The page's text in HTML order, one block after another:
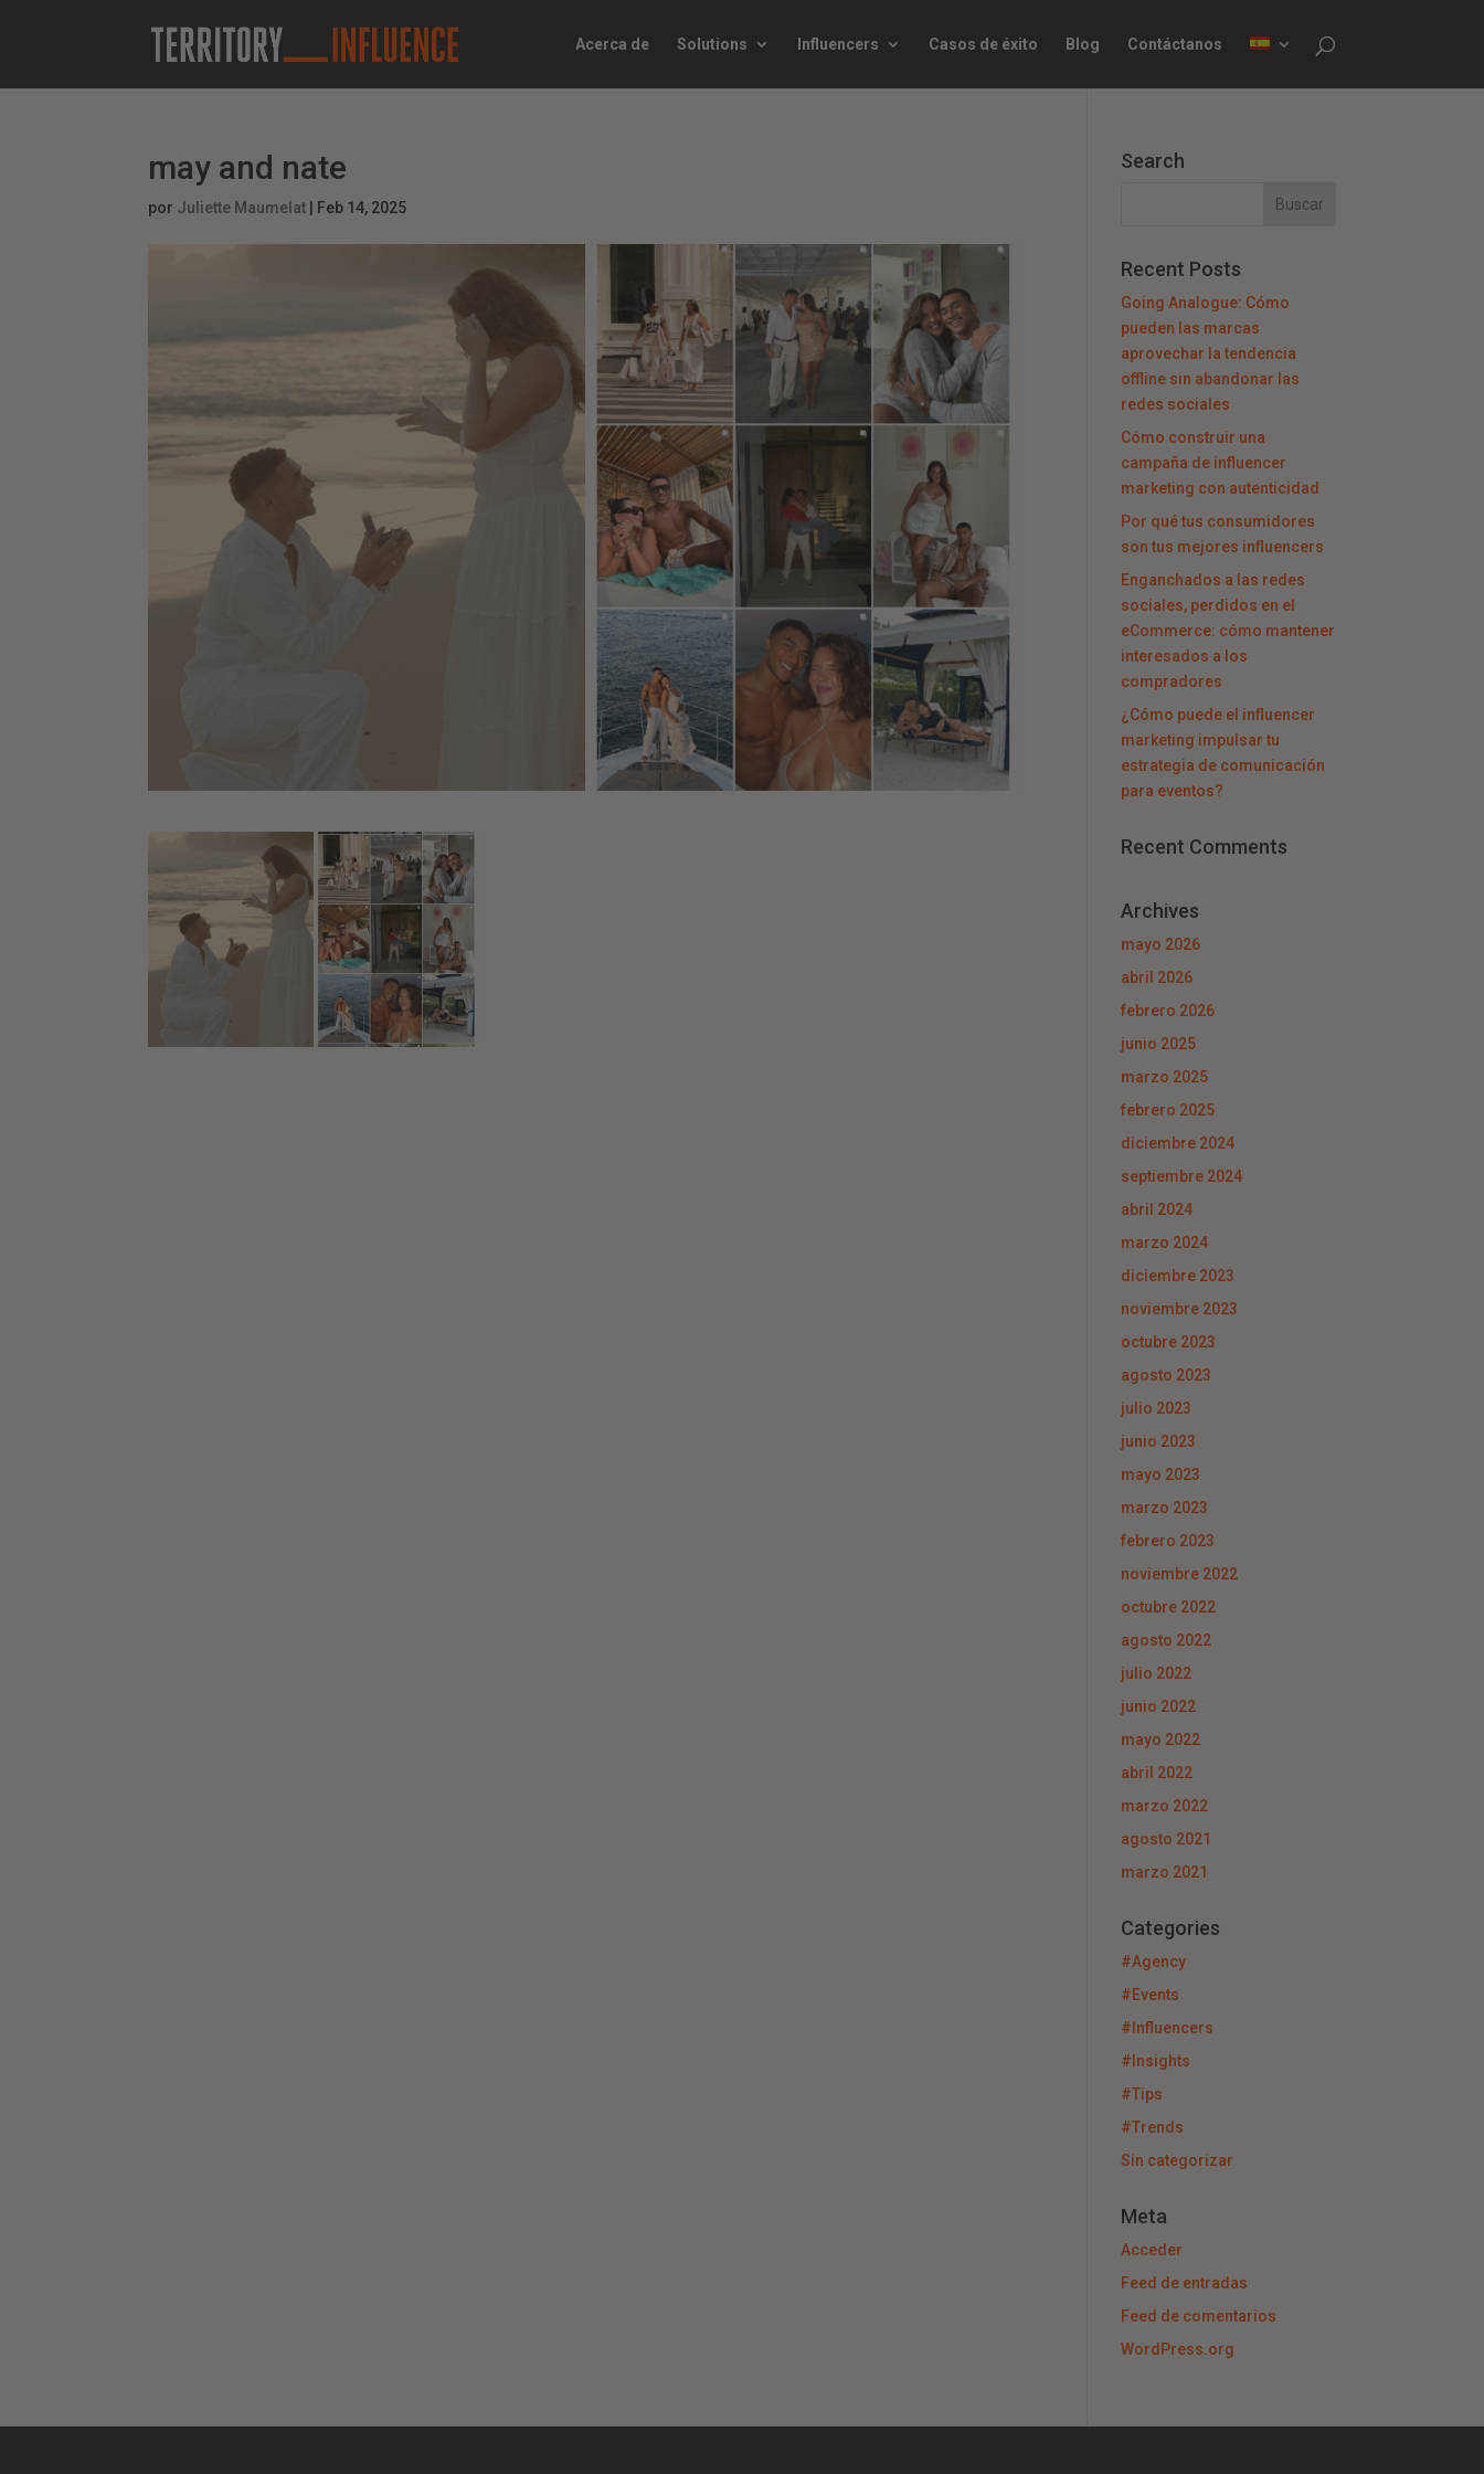
Acerca de Solutions Influencers Casos de éxito Blog Contáctanos
may and nate
por Juliette Maumelat Feb 14, 2025
Search
Recent Posts
Going Analogue: Cómo
pueden las marcas
aprovechar la tendencia
offline sin abandonar las
redes sociales
Cómo construir una
campaña de influencer
marketing con autenticidad
Por qué tus consumidores
son tus mejores influencers
Enganchados a las redes
sociales, perdidos en el
eCommerce: cómo mantener
interesados a los
compradores
¿Cómo puede el influencer
marketing impulsar tu
estrategia de comunicación
para eventos?
Recent Comments
Archives
mayo 2026
abril 2026
febrero 2026
junio 2025
marzo 2025
febrero 2025
diciembre 2024
septiembre 2024
abril 2024
marzo 2024
diciembre 2023
noviembre 2023
octubre 2023
agosto 2023
julio 2023
junio 2023
mayo 2023
marzo 2023
febrero 2023
noviembre 2022
octubre 2022
agosto 2022
julio 2022
junio 2022
mayo 2022
abril 2022
marzo 2022
agosto 2021
marzo 2021
Categories
#Agency
#Events
#Influencers
#Insights
#Tips
#Trends
Sin categorizar
Meta
Acceder
Feed de entradas
Feed de comentarios
WordPress.org